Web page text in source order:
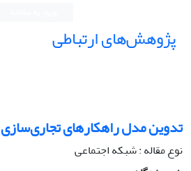
پژوهش‌های ارتباطی
تدوین مدل راهکارهای تجاری‌سازی
نوع مقاله : شبکه اجتماعی